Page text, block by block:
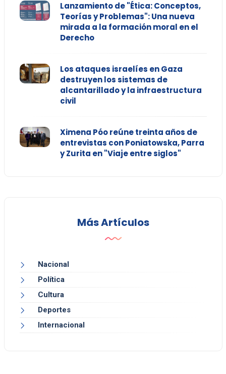
Lanzamiento de "Ética: Conceptos,
Teorías y Problemas": Una nueva
mirada a la formación moral en el
Derecho
Los ataques israelíes en Gaza
destruyen los sistemas de
alcantarillado y la infraestructura
civil
Ximena Póo reúne treinta años de
entrevistas con Poniatowska, Parra
y Zurita en "Viaje entre siglos"
Más Artículos
Nacional
Política
Cultura
Deportes
Internacional